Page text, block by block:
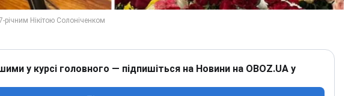
у курсі головного — підпишіться на Новини на OBOZ.UA у